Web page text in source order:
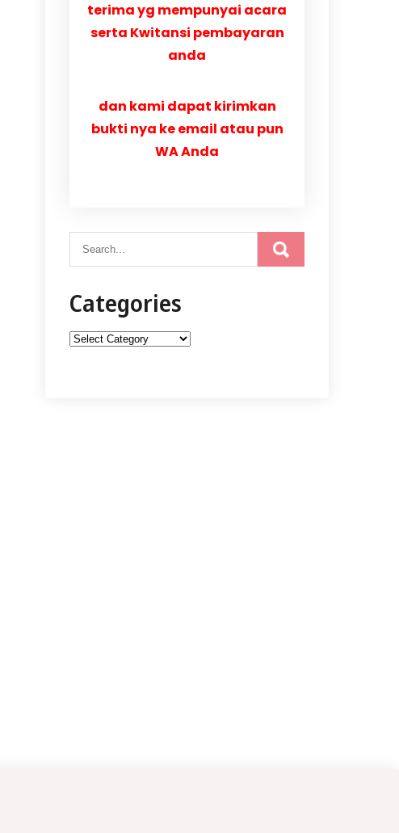
terima yg mempunyai acara
serta Kwitansi pembayaran
anda
dan kami dapat kirimkan
bukti nya ke email atau pun
WA Anda
Categories
Categories